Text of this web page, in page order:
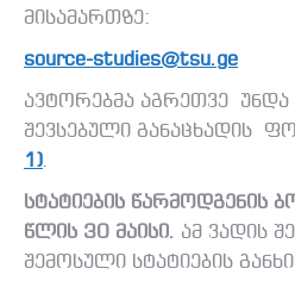
მისამართზე:
source-studies@tsu.ge
ავტორებმა აგრეთვე უნდა
შევსებული განაცხადის
1).
სტატიების წარმოდგენის
წლის 30 მაისი. ამ ვადის
შემოსული სტატიების